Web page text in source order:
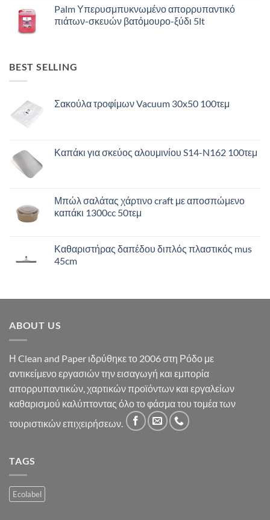
Palm Υπερυσμπυκνωμένο απορρυπαντικό
πιάτων-σκευών βατόμουρο-ξύδι 5lt
BEST SELLING
Σακούλα τροφίμων Vacuum 30x50 100τεμ
Καπάκι για σκεύος αλουμινίου S14-N162 100τεμ
Μπώλ σαλάτας χάρτινο craft με αποσπώμενο
καπάκι 1300cc 50τεμ
Καθαριστήρας δαπέδου διπλός πλαστικός mus
45cm
ABOUT US
Η Clean and Paper ιδρύθηκε το 2006 στη Ρόδο με
αντικείμενο εργασιών την εισαγωγή και εμπορία
απορρυπαντικών, χαρτικών προϊόντων και εργαλείων
καθαρισμού καλύπτοντας όλο το φάσμα του τομέα των
τουριστικών επιχειρήσεων.
TAGS
Ecolabel